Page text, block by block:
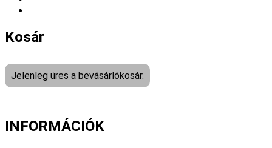
Kosár
Jelenleg üres a bevásárlókosár.
INFORMÁCIÓK